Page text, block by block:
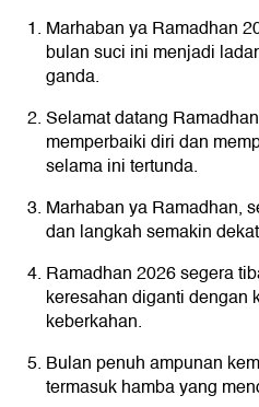
Marhaban ya Ramadhan
bulan suci ini menjadi
ganda.
Selamat datang
memperbaiki diri dan
selama ini tertunda.
Marhaban ya Ramadhan,
dan langkah semakin
Ramadhan 2026 segera
keresahan diganti dengan
keberkahan.
Bulan penuh ampunan
termasuk hamba yang